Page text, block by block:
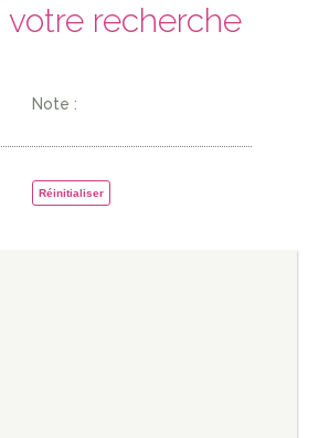
votre recherche
Note :
Réinitialiser